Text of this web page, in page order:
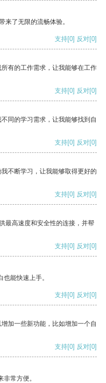
来了无限的流畅体验。
支持[0] 反对[0]
有的工作需求，让我能够在工作
支持[0] 反对[0]
同的学习需求，让我能够找到自
支持[0] 反对[0]
不断学习，让我能够取得更好的
支持[0] 反对[0]
最高速度和安全性的连接，并帮
支持[0] 反对[0]
能快速上手。
支持[0] 反对[0]
加一些新功能，比如增加一个自
支持[0] 反对[0]
常方便。